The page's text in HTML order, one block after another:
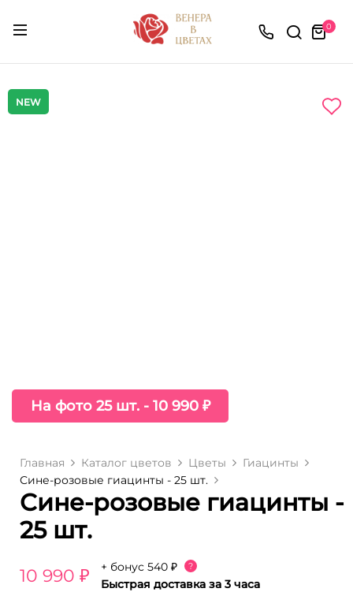
0
На фото 25 шт. - 10 990 ₽
NEW
Главная Каталог цветов Цветы
Гиацинты
Сине-розовые гиацинты - 25 шт.
Сине-розовые гиацинты -
25 шт.
10 990 ₽ + бонус 540 ₽ ?
Быстрая доставка за 3 часа